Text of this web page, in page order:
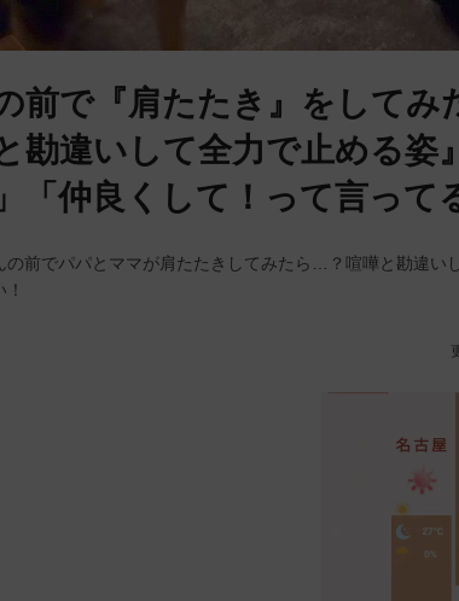
前で『肩たたき』をして
勘違いして全力で止める姿
「仲良くして！って言って
の前でパパとママが肩たたきしてみたら…？喧嘩と勘違い